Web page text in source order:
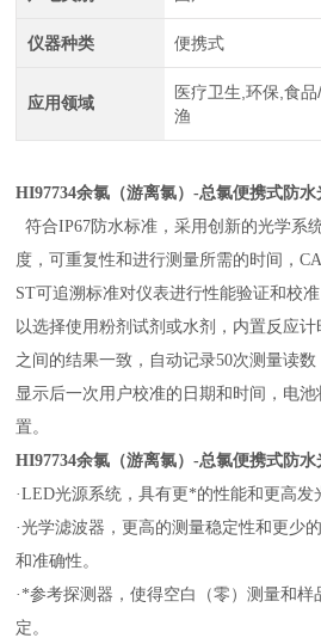
仪器种类 便携式
应用领域
医疗卫生,环保,食
渔
HI97734余氯（游离氯）-总氯便携式防
符合IP67防水标准，采用创新的光学系
度，可重复性和进行测量所需的时间，
ST可追溯标准对仪表进行性能验证和校
以选择使用粉剂试剂或水剂，内置反应
之间的结果一致，自动记录50次测量读数
显示后一次用户校准的日期和时间，电
置。
HI97734余氯（游离氯）-总氯便携式防
·LED光源系统，具有更*的性能和更高发
·光学滤波器，更高的测量稳定性和更少
和准确性。
·*参考探测器，使得空白（零）测量和
定。